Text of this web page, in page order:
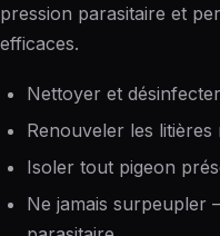
pression parasitaire et
efficaces.
Nettoyer et
Renouveler les
Isoler tout pigeon
Ne jamais surpeupler